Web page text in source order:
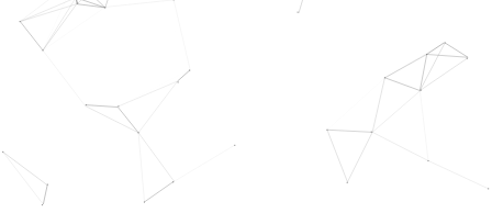
命令（从数据库初始化完成后的操作） 出现断开重连后，2.8之后
的版本会将断线期间的命令传给重数据库，增量复制。 主从刚刚
连接的时候，进行全量同步；全同步结束后，进行增量同步。当
然，如果有需要，slave 在任何时候都可以发起全量同步。Redis 的
策略是，无论如何，首先会尝试进行增量同步，如不成功，要求从
机进行全量同步。 优点： 支持主从复制，主机会自动将数据....